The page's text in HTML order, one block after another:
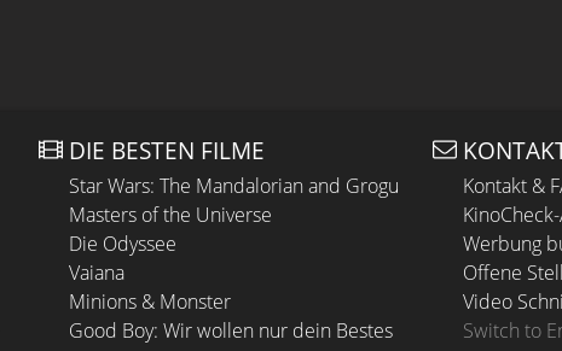
DIE BESTEN FILME
Star Wars: The Mandalorian and Grogu
Masters of the Universe
Die Odyssee
Vaiana
Minions & Monster
Good Boy: Wir wollen nur dein Bestes
Kontakt &
Werbung
Offene
Video
Switch to